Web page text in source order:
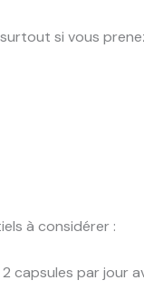
si vous
à considérer :
capsules par jour